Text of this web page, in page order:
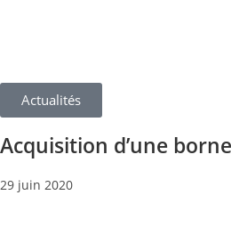
Actualités
Acquisition d’une
29 juin 2020